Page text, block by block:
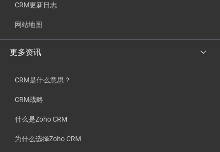
CRM更新日志
网站地图
更多资讯
CRM是什么意思？
CRM战略
什么是Zoho CRM
为什么选择Zoho CRM